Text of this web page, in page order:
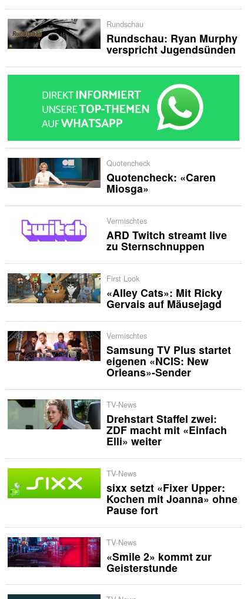
Rundschau
Rundschau: Ryan Murphy
verspricht Jugendsünden
Quotencheck
Quotencheck: «Caren
Miosga»
Vermischtes
ARD Twitch streamt live
zu Sternschnuppen
First Look
«Alley Cats»: Mit Ricky
Gervais auf Mäusejagd
Vermischtes
Samsung TV Plus startet
eigenen «NCIS: New
Orleans»-Sender
TV-News
Drehstart Staffel zwei:
ZDF macht mit «Einfach
Elli» weiter
TV-News
sixx setzt «Fixer Upper:
Kochen mit Joanna» ohne
Pause fort
TV-News
«Smile 2» kommt zur
Geisterstunde